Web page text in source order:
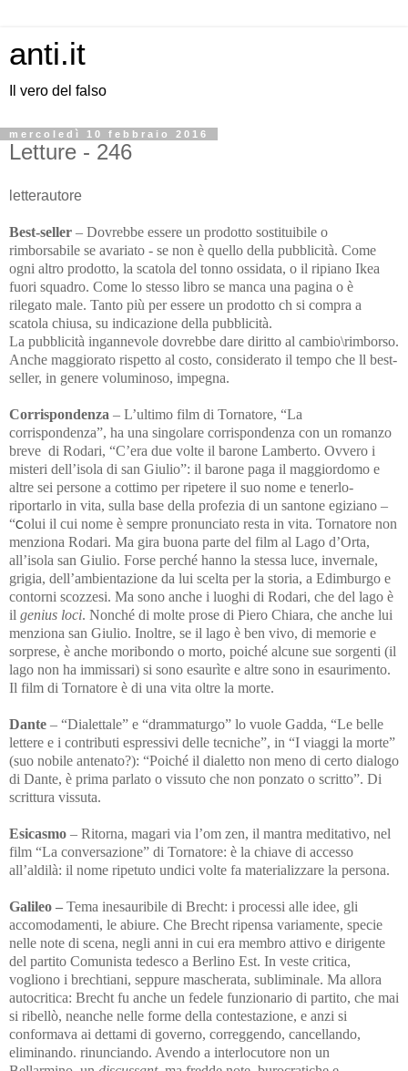
anti.it
Il vero del falso
mercoledì 10 febbraio 2016
Letture - 246
letterautore
Best-seller – Dovrebbe essere un prodotto sostituibile o
rimborsabile se avariato - se non è quello della pubblicità. Come
ogni altro prodotto, la scatola del tonno ossidata, o il ripiano Ikea
fuori squadro. Come lo stesso libro se manca una pagina o è
rilegato male. Tanto più per essere un prodotto ch si compra a
scatola chiusa, su indicazione della pubblicità.
La pubblicità ingannevole dovrebbe dare diritto al cambio\rimborso.
Anche maggiorato rispetto al costo, considerato il tempo che ll best-
seller, in genere voluminoso, impegna.
Corrispondenza – L’ultimo film di Tornatore, “La
corrispondenza”, ha una singolare corrispondenza con un romanzo
breve di Rodari, “C’era due volte il barone Lamberto. Ovvero i
misteri dell’isola di san Giulio”: il barone paga il maggiordomo e
altre sei persone a cottimo per ripetere il suo nome e tenerlo-
riportarlo in vita, sulla base della profezia di un santone egiziano –
“Colui il cui nome è sempre pronunciato resta in vita. Tornatore non
menziona Rodari. Ma gira buona parte del film al Lago d’Orta,
all’isola san Giulio. Forse perché hanno la stessa luce, invernale,
grigia, dell’ambientazione da lui scelta per la storia, a Edimburgo e
contorni scozzesi. Ma sono anche i luoghi di Rodari, che del lago è
il genius loci. Nonché di molte prose di Piero Chiara, che anche lui
menziona san Giulio. Inoltre, se il lago è ben vivo, di memorie e
sorprese, è anche moribondo o morto, poiché alcune sue sorgenti (il
lago non ha immissari) si sono esaurìte e altre sono in esaurimento.
Il film di Tornatore è di una vita oltre la morte.
Dante – “Dialettale” e “drammaturgo” lo vuole Gadda, “Le belle
lettere e i contributi espressivi delle tecniche”, in “I viaggi la morte”
(suo nobile antenato?): “Poiché il dialetto non meno di certo dialogo
di Dante, è prima parlato o vissuto che non ponzato o scritto”. Di
scrittura vissuta.
Esicasmo – Ritorna, magari via l’om zen, il mantra meditativo, nel
film “La conversazione” di Tornatore: è la chiave di accesso
all’aldilà: il nome ripetuto undici volte fa materializzare la persona.
Galileo – Tema inesauribile di Brecht: i processi alle idee, gli
accomodamenti, le abiure. Che Brecht ripensa variamente, specie
nelle note di scena, negli anni in cui era membro attivo e dirigente
del partito Comunista tedesco a Berlino Est. In veste critica,
vogliono i brechtiani, seppure mascherata, subliminale. Ma allora
autocritica: Brecht fu anche un fedele funzionario di partito, che mai
si ribellò, neanche nelle forme della contestazione, e anzi si
conformava ai dettami di governo, correggendo, cancellando,
eliminando. rinunciando. Avendo a interlocutore non un